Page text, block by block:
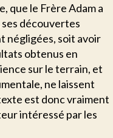
que le Frère Adam a
découvertes
négligées, soit avoir
obtenus en
sur le terrain, et
ne laissent
est donc vraiment
intéressé par les